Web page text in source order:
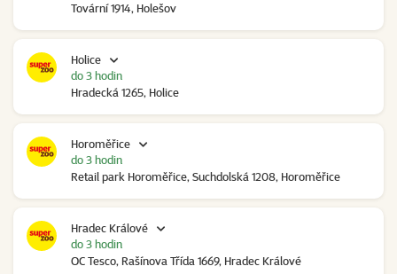
Tovární 1914, Holešov
Holice
Hradecká 1265, Holice
do 3 hodin
Horoměřice
Retail park Horoměřice, Suchdolská 1208, Horoměřice
do 3 hodin
Hradec Králové
OC Tesco, Rašínova Třída 1669, Hradec Králové
do 3 hodin